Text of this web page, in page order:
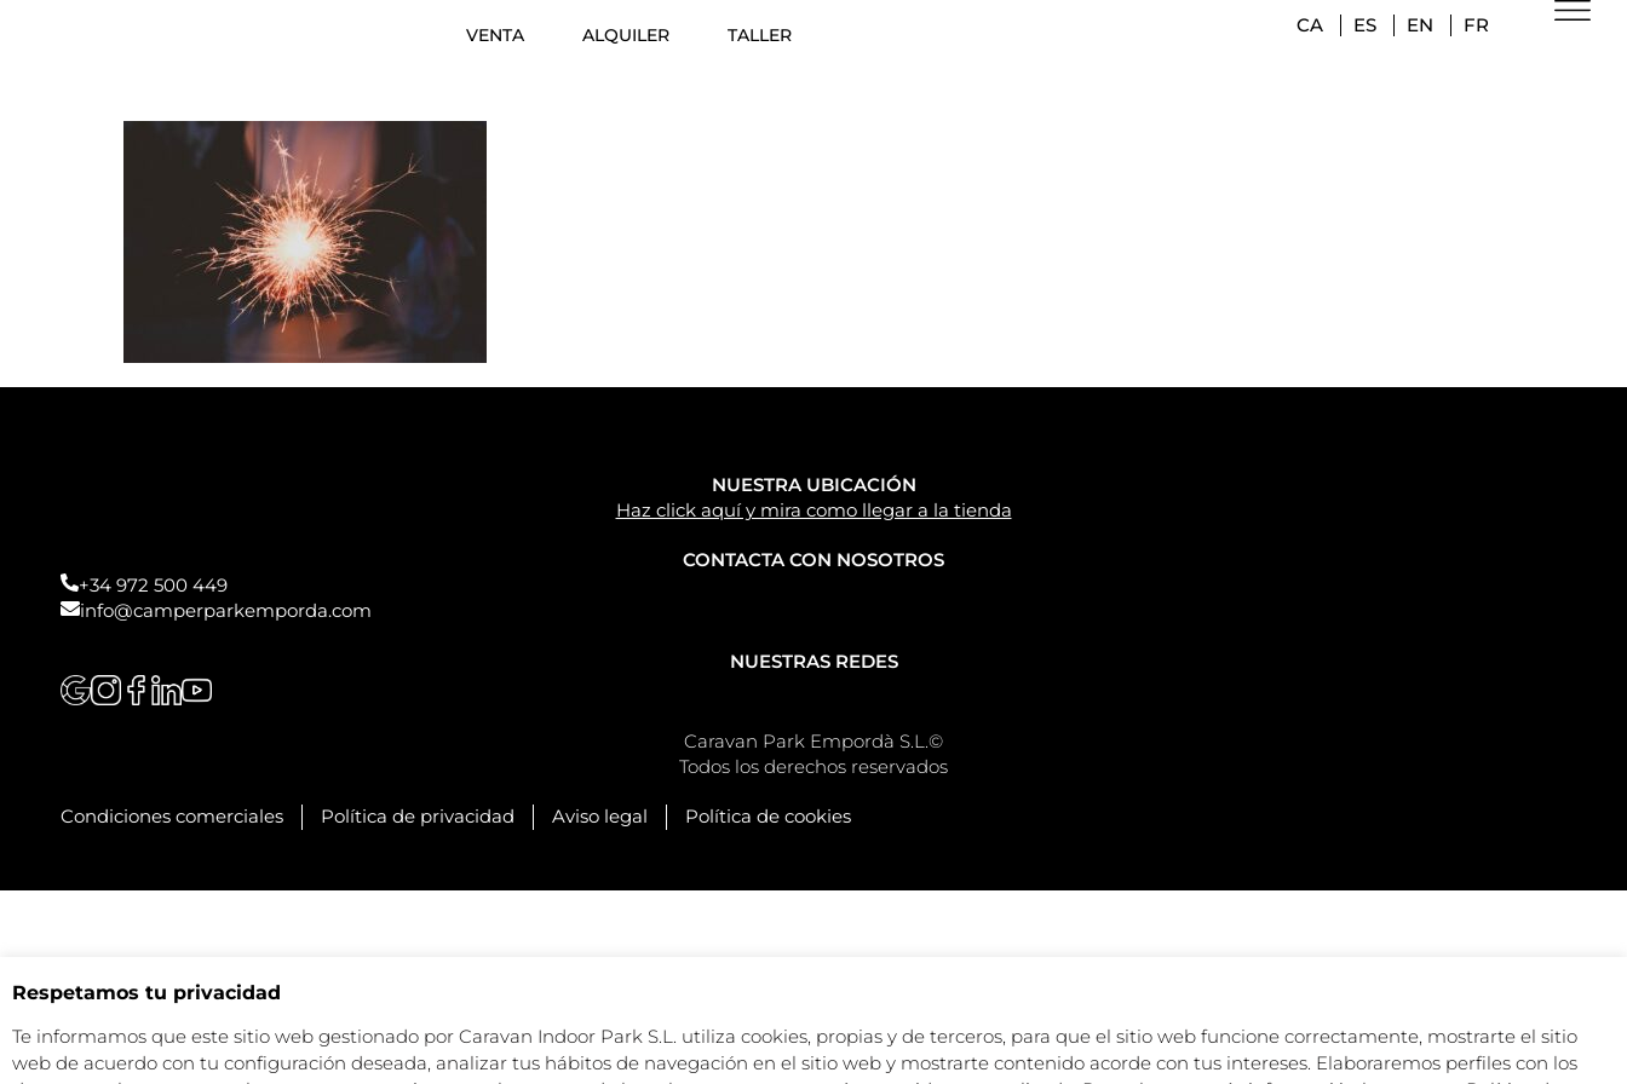
VENTA ALQUILER TALLER CA ES EN FR
NUESTRA UBICACIÓN
Haz click aquí y mira como llegar a la tienda
CONTACTA CON NOSOTROS
+34 972 500 449
info@camperparkemporda.com
NUESTRAS REDES
Caravan Park Empordà S.L.©
Todos los derechos reservados
Condiciones comerciales Política de privacidad Aviso legal Política de cookies
Respetamos tu privacidad
Te informamos que este sitio web gestionado por Caravan Indoor Park S.L. utiliza cookies, propias y de terceros, para que el sitio web funcione correctamente, mostrarte el sitio
web de acuerdo con tu configuración deseada, analizar tus hábitos de navegación en el sitio web y mostrarte contenido acorde con tus intereses. Elaboraremos perfiles con los